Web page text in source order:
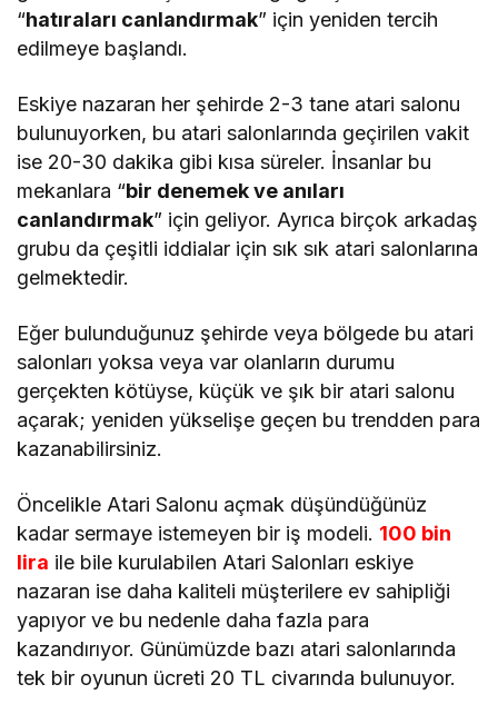
“hatıraları canlandırmak” için yeniden tercih
edilmeye başlandı.
Eskiye nazaran her şehirde 2-3 tane atari salonu
bulunuyorken, bu atari salonlarında geçirilen vakit
ise 20-30 dakika gibi kısa süreler. İnsanlar bu
mekanlara “bir denemek ve anıları
canlandırmak” için geliyor. Ayrıca birçok arkadaş
grubu da çeşitli iddialar için sık sık atari salonlarına
gelmektedir.
Eğer bulunduğunuz şehirde veya bölgede bu atari
salonları yoksa veya var olanların durumu
gerçekten kötüyse, küçük ve şık bir atari salonu
açarak; yeniden yükselişe geçen bu trendden para
kazanabilirsiniz.
Öncelikle Atari Salonu açmak düşündüğünüz
kadar sermaye istemeyen bir iş modeli. 100 bin
lira ile bile kurulabilen Atari Salonları eskiye
nazaran ise daha kaliteli müşterilere ev sahipliği
yapıyor ve bu nedenle daha fazla para
kazandırıyor. Günümüzde bazı atari salonlarında
tek bir oyunun ücreti 20 TL civarında bulunuyor.